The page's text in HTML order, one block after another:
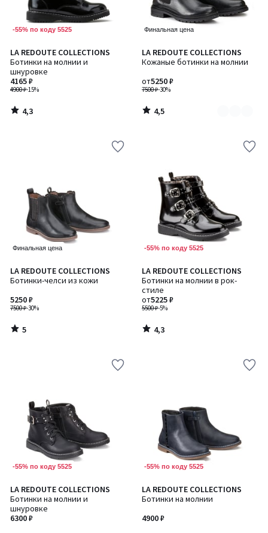
-55% по коду 5525
LA REDOUTE COLLECTIONS
Ботинки на молнии и
шнуровке
4900 ₽-15%
4165 ₽
4,3
/ 5
4,3
/
Финальная цена
LA REDOUTE COLLECTIONS
Кожаные ботинки на молнии
7500 ₽-30%
от5250 ₽
4,5
/ 5
Количество
цветов:
4,5
/
Финальная цена
LA REDOUTE COLLECTIONS
Ботинки-челси из кожи
7500 ₽-30%
5250 ₽
5
/
5
/
-55% по коду 5525
LA REDOUTE COLLECTIONS
Ботинки на молнии в рок-
стиле
5500 ₽-5%
от5225 ₽
4,3
/ 5
4,3
/
-55% по коду 5525
LA REDOUTE COLLECTIONS
Ботинки на молнии и
шнуровке
6300 ₽
-55% по коду 5525
LA REDOUTE COLLECTIONS
Ботинки на молнии
4900 ₽
2,6
/ 5
Количество
цветов:
2